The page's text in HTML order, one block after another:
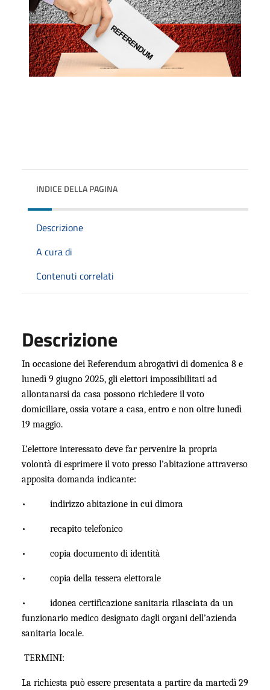
INDICE DELLA PAGINA
Descrizione
A cura di
Contenuti correlati
Descrizione
In occasione dei Referendum abrogativi di domenica 8 e
lunedì 9 giugno 2025, gli elettori impossibilitati ad
allontanarsi da casa possono richiedere il voto
domiciliare, ossia votare a casa, entro e non oltre lunedì
19 maggio.
L’elettore interessato deve far pervenire la propria
volontà di esprimere il voto presso l’abitazione attraverso
apposita domanda indicante:
• indirizzo abitazione in cui dimora
• recapito telefonico
• copia documento di identità
• copia della tessera elettorale
• idonea certificazione sanitaria rilasciata da un
funzionario medico designato dagli organi dell’azienda
sanitaria locale.
TERMINI:
La richiesta può essere presentata a partire da martedì 29